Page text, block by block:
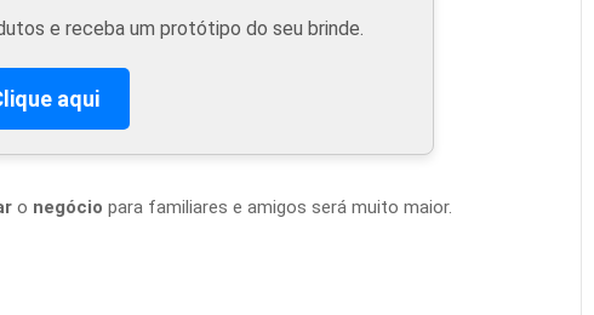
e receba um protótipo do seu brinde.
aqui
o negócio para familiares e amigos será muito maior.